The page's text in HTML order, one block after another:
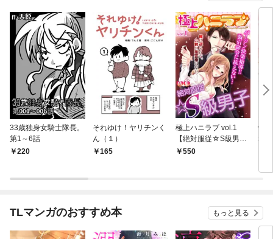
33歳独身女騎士隊長。
第1～6話
220
それゆけ！ヤリチンく
ん（１）
165
極上ハニラブ vol.1
【絶対服従☆S級男
子】550
快
れ
TLマンガのおすすめ本 もっと見る